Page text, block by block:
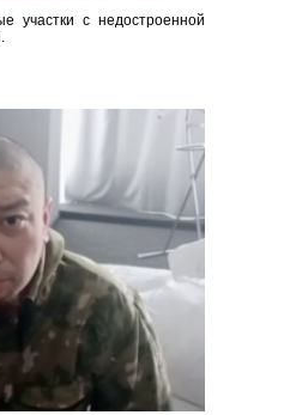
участки с недостроенной